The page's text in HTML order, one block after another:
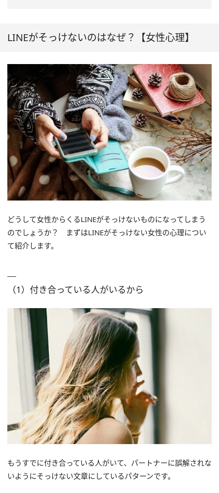
（7）面倒くさがり
（9）モテるからLINEに力を入れていな
い
（10）駆け引きしている
（5）デートに誘うと断ら
れる
（4）連絡をいったんやめる
LINEがそっけないのはなぜ？【女性心理】
どうして女性からくるLINEがそっけないものになってしまう
のでしょうか？ まずはLINEがそっけない女性の心理につい
て紹介します。
（1）付き合っている人がいるから
もうすでに付き合っている人がいて、パートナーに誤解されな
いようにそっけない文章にしているパターンです。